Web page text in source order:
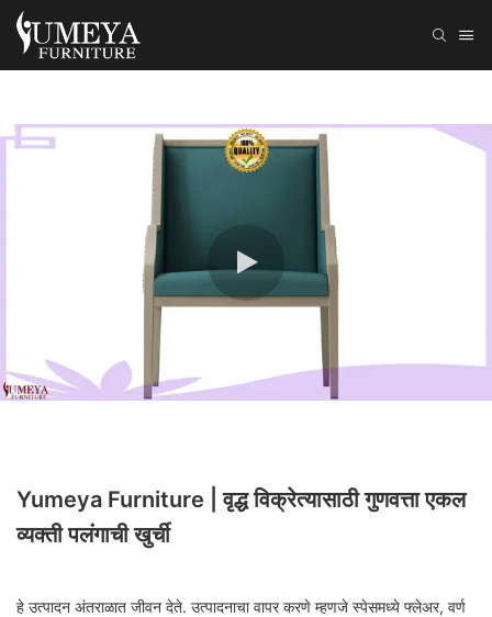
Yumeya Furniture | वृद्ध विक्रेत्यासाठी गुणवत्ता एकल
व्यक्ती पलंगाची खुर्ची
हे उत्पादन अंतराळात जीवन देते. उत्पादनाचा वापर करणे म्हणजे स्पेसमध्ये फ्लेअर, वर्ण